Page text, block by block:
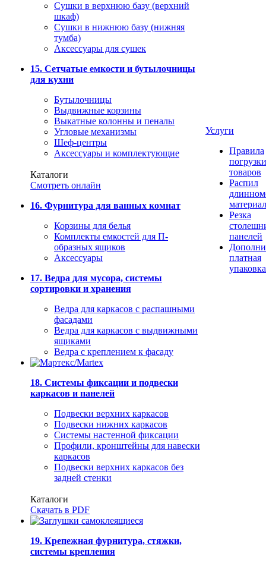
Сушки в верхнюю базу (верхний
шкаф)
Сушки в нижнюю базу (нижняя
тумба)
Аксессуары для сушек
15. Сетчатые емкости и бутылочницы
для кухни
Бутылочницы
Выдвижные корзины
Выкатные колонны и пеналы
Угловые механизмы
Шеф-центры
Аксессуары и комплектующие
Каталоги
Смотреть онлайн
16. Фурнитура для ванных комнат
Корзины для белья
Комплекты емкостей для П-
образных ящиков
Аксессуары
17. Ведра для мусора, системы
сортировки и хранения
Ведра для каркасов с распашными
фасадами
Ведра для каркасов с выдвижными
ящиками
Ведра с креплением к фасаду
18. Системы фиксации и подвески
каркасов и панелей
Подвески верхних каркасов
Подвески нижних каркасов
Системы настенной фиксации
Профили, кронштейны для навески
каркасов
Подвески верхних каркасов без
задней стенки
Каталоги
Скачать в PDF
19. Крепежная фурнитура, стяжки,
системы крепления
Услуги
Правила
погрузки
товаров
Распил
Резка
панелей
платная
упаковка